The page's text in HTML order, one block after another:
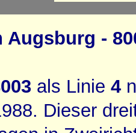
Augsburg -
als Linie 4
Dieser